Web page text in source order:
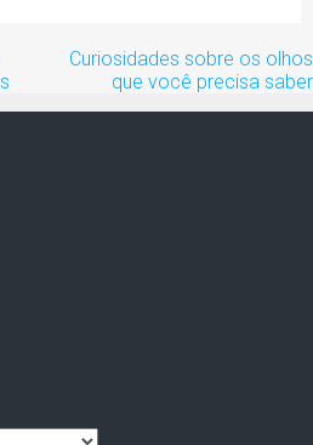
Curiosidades sobre os olhos
que você precisa saber